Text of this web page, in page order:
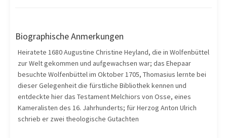
Biographische Anmerkungen
Heiratete 1680 Augustine Christine Heyland, die in Wolfenbüttel
zur Welt gekommen und aufgewachsen war; das Ehepaar
besuchte Wolfenbüttel im Oktober 1705, Thomasius lernte bei
dieser Gelegenheit die fürstliche Bibliothek kennen und
entdeckte hier das Testament Melchiors von Osse, eines
Kameralisten des 16. Jahrhunderts; für Herzog Anton Ulrich
schrieb er zwei theologische Gutachten